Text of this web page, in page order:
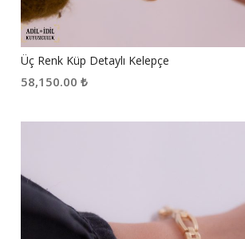
Üç Renk Küp Detaylı Kelepçe
58,150.00 ₺